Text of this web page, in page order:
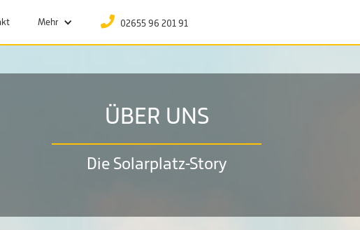
Mehr PHONE 02655 96 201 91
ÜBER UNS
Die Solarplatz-Story